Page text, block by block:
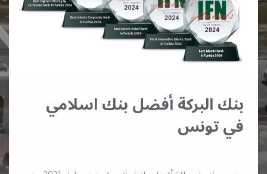
بنك البركة أفضل بنك اسلامي
في تونس